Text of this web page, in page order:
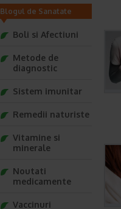
Blogul de Sanatate
Boli si Afectiuni
Metode de
diagnostic
Sistem imunitar
Remedii naturiste
Vitamine si
minerale
Noutati
medicamente
Vaccinuri